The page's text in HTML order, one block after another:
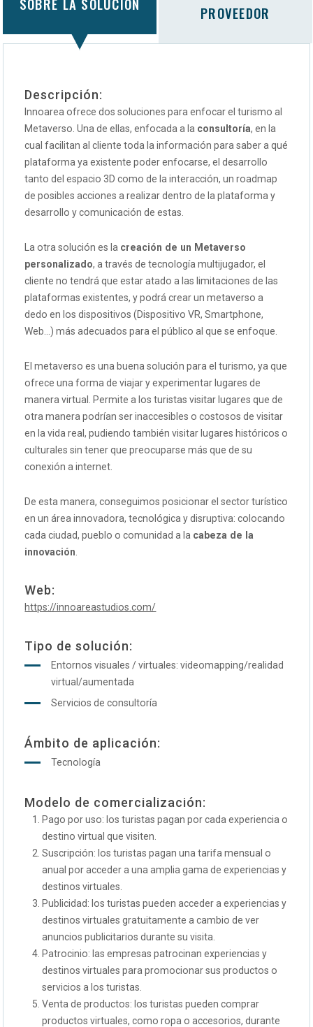
SOBRE LA SOLUCIÓN
PROVEEDOR
Descripción:
Innoarea ofrece dos soluciones para enfocar el turismo al
Metaverso. Una de ellas, enfocada a la consultoría, en la
cual facilitan al cliente toda la información para saber a qué
plataforma ya existente poder enfocarse, el desarrollo
tanto del espacio 3D como de la interacción, un roadmap
de posibles acciones a realizar dentro de la plataforma y
desarrollo y comunicación de estas.
La otra solución es la creación de un Metaverso
personalizado, a través de tecnología multijugador, el
cliente no tendrá que estar atado a las limitaciones de las
plataformas existentes, y podrá crear un metaverso a
dedo en los dispositivos (Dispositivo VR, Smartphone,
Web…) más adecuados para el público al que se enfoque.
El metaverso es una buena solución para el turismo, ya que
ofrece una forma de viajar y experimentar lugares de
manera virtual. Permite a los turistas visitar lugares que de
otra manera podrían ser inaccesibles o costosos de visitar
en la vida real, pudiendo también visitar lugares históricos o
culturales sin tener que preocuparse más que de su
conexión a internet.
De esta manera, conseguimos posicionar el sector turístico
en un área innovadora, tecnológica y disruptiva: colocando
cada ciudad, pueblo o comunidad a la cabeza de la
innovación.
Web:
https://innoareastudios.com/
Tipo de solución:
Entornos visuales / virtuales: videomapping/realidad
virtual/aumentada
Servicios de consultoría
Ámbito de aplicación:
Tecnología
Modelo de comercialización:
Pago por uso: los turistas pagan por cada experiencia o
destino virtual que visiten.
Suscripción: los turistas pagan una tarifa mensual o
anual por acceder a una amplia gama de experiencias y
destinos virtuales.
Publicidad: los turistas pueden acceder a experiencias y
destinos virtuales gratuitamente a cambio de ver
anuncios publicitarios durante su visita.
Patrocinio: las empresas patrocinan experiencias y
destinos virtuales para promocionar sus productos o
servicios a los turistas.
Venta de productos: los turistas pueden comprar
productos virtuales, como ropa o accesorios, durante